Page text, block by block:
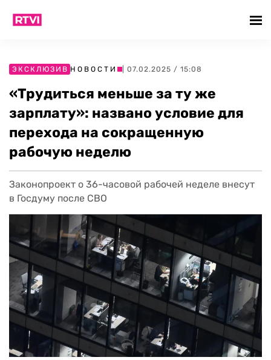
ЭКСКЛЮЗИВ НОВОСТИ | 07.02.2025 / 15:08
«Трудиться меньше за ту же
зарплату»: названо условие для
перехода на сокращенную
рабочую неделю
Законопроект о 36-часовой рабочей неделе внесут
в Госдуму после СВО